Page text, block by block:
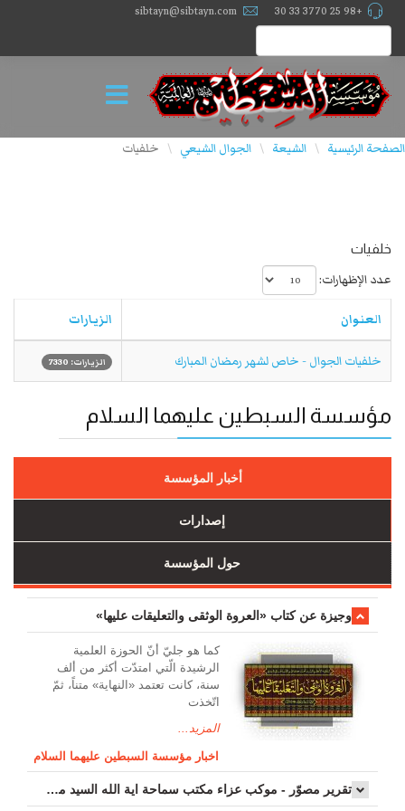
+98 25 3770 33 30
sibtayn@sibtayn.com
الصفحة الرئيسية \ الشيعة \ الجوال الشيعي \ خلفيات
خلفيات
عدد الإظهارات:
العنوان الزيارات
خلفيات الجوال - خاص لشهر رمضان المبارك الزيارات: 7330
مؤسسة السبطين عليهما السلام
أخبار المؤسسة
إصدارات
حول المؤسسة
وجیزة عن کتاب «العروة الوثقی والتعلیقات علیها»
کما هو جليّ أنّ الحوزة العلمیة
الرشیدة الّتي امتدّت أكثر من ألف
سنة، كانت تعتمد «النهاية» متناً، ثمّ
اتّخذت
المزيد...
اخبار مؤسسة السبطين عليهما السلام
تقرير مصوّر - موكب عزاء مکتب سماحة اية الله السيد مرتضى الموسوي الاصفهاني في يوم إستشهاد السيدة فاطم...